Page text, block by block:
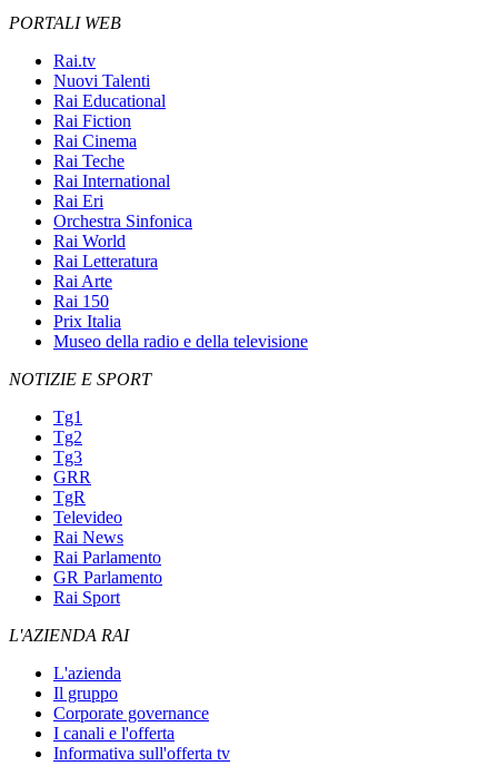
PORTALI WEB
Rai.tv
Nuovi Talenti
Rai Educational
Rai Fiction
Rai Cinema
Rai Teche
Rai International
Rai Eri
Orchestra Sinfonica
Rai World
Rai Letteratura
Rai Arte
Rai 150
Prix Italia
Museo della radio e della televisione
NOTIZIE E SPORT
Tg1
Tg2
Tg3
GRR
TgR
Televideo
Rai News
Rai Parlamento
GR Parlamento
Rai Sport
L'AZIENDA RAI
L'azienda
Il gruppo
Corporate governance
I canali e l'offerta
Informativa sull'offerta tv